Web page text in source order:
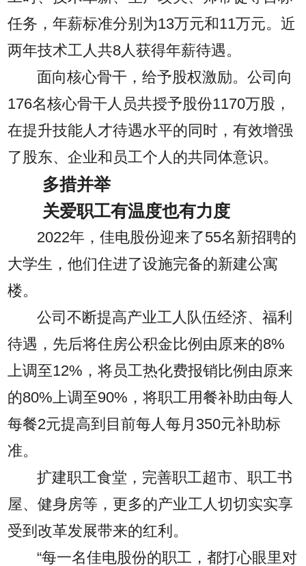
任务，年薪标准分别为13万元和11万元。近
两年技术工人共8人获得年薪待遇。
面向核心骨干，给予股权激励。公司向
176名核心骨干人员共授予股份1170万股，
在提升技能人才待遇水平的同时，有效增强
了股东、企业和员工个人的共同体意识。
多措并举
关爱职工有温度也有力度
2022年，佳电股份迎来了55名新招聘的
大学生，他们住进了设施完备的新建公寓
楼。
公司不断提高产业工人队伍经济、福利
待遇，先后将住房公积金比例由原来的8%
上调至12%，将员工热化费报销比例由原来
的80%上调至90%，将职工用餐补助由每人
每餐2元提高到目前每人每月350元补助标
准。
扩建职工食堂，完善职工超市、职工书
屋、健身房等，更多的产业工人切切实实享
受到改革发展带来的红利。
“每一名佳电股份的职工，都打心眼里对